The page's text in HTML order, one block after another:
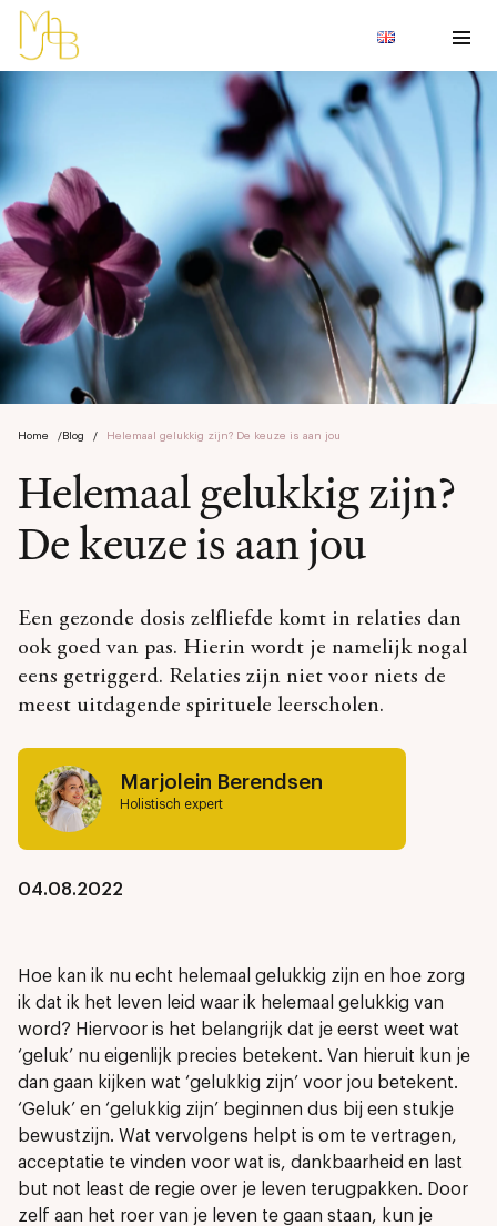
Home / Blog / Helemaal gelukkig zijn? De keuze is aan jou
Helemaal gelukkig zijn?
De keuze is aan jou
Een gezonde dosis zelfliefde komt in relaties dan
ook goed van pas. Hierin wordt je namelijk nogal
eens getriggerd. Relaties zijn niet voor niets de
meest uitdagende spirituele leerscholen.
Marjolein Berendsen
Holistisch expert
04.08.2022
Hoe kan ik nu echt helemaal gelukkig zijn en hoe zorg
ik dat ik het leven leid waar ik helemaal gelukkig van
word? Hiervoor is het belangrijk dat je eerst weet wat
‘geluk’ nu eigenlijk precies betekent. Van hieruit kun je
dan gaan kijken wat ‘gelukkig zijn’ voor jou betekent.
‘Geluk’ en ‘gelukkig zijn’ beginnen dus bij een stukje
bewustzijn. Wat vervolgens helpt is om te vertragen,
acceptatie te vinden voor wat is, dankbaarheid en last
but not least de regie over je leven terugpakken. Door
zelf aan het roer van je leven te gaan staan, kun je